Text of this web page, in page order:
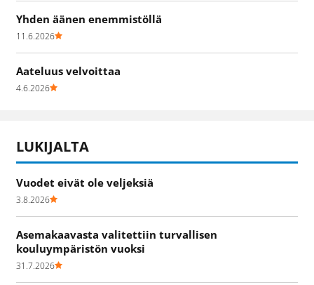
Yhden äänen enemmistöllä
11.6.2026
Aateluus velvoittaa
4.6.2026
LUKIJALTA
Vuodet eivät ole veljeksiä
3.8.2026
Asemakaavasta valitettiin turvallisen
kouluympäristön vuoksi
31.7.2026